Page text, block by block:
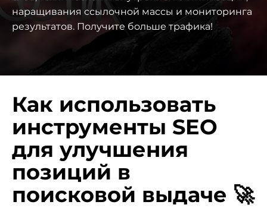
наращивания ссылочной массы и мониторинга
результатов. Получите больше трафика!
Как использовать
инструменты SEO
для улучшения
позиций в
поисковой выдаче 🚀